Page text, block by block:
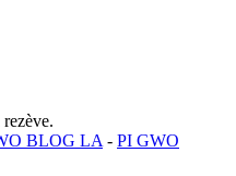
BLOG LA - PI GWO